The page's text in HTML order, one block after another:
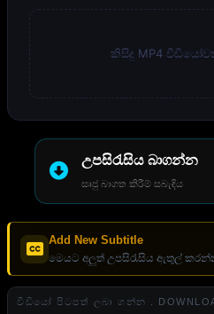
කිසිදු MP4
උපසිරැසිය බාගන්න
සෘජු බාගත කිරීම් සබැඳිය
Add New Subtitle
මෙයට අලුත් උපසිරැසිය ඇතුල්
වීඩියෝ පිටපත් ලබා ගන්න .